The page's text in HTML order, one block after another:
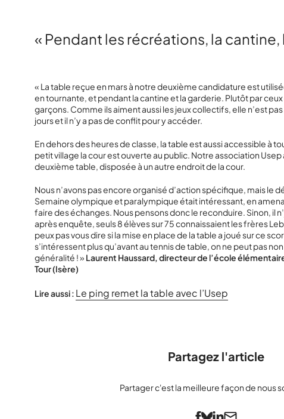
« Pendant les récréations, la cantine,
« La table reçue en mars à notre deuxième candidature est
en tournante, et pendant la cantine et la garderie. Plutôt par
garçons. Comme ils aiment aussi les jeux collectifs, elle n’est
jours et il n’y a pas de conflit pour y accéder.
En dehors des heures de classe, la table est aussi accessible à
petit village la cour est ouverte au public. Notre association
deuxième table, disposée à un autre endroit de la cour.
Nous n’avons pas encore organisé d’action spécifique, mais le
Semaine olympique et paralympique était intéressant, en
faire des échanges. Nous pensons donc le reconduire. Sinon, il
après enquête, seuls 8 élèves sur 75 connaissaient les frères
peux pas vous dire si la mise en place de la table a joué sur ce
s’intéressent plus qu’avant au tennis de table, on ne peut pas
généralité ! » Laurent Haussard, directeur de l’école
Tour (Isère)
Lire aussi : Le ping remet la table avec l’Usep
Partagez l'article
Partager c'est la meilleure façon de nous